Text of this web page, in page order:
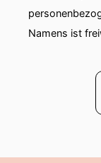
Namens ist